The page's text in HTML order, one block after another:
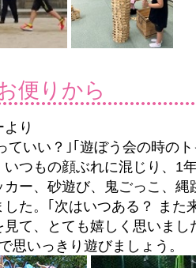
便りから
り
ていい？｣｢遊ぼう会の時の
つもの顔ぶれに混じり、1
カー、砂遊び、鬼ごっこ、
した。｢次はいつある？ また
見て、とても嬉しく思いまし
思いっきり遊びましょう。